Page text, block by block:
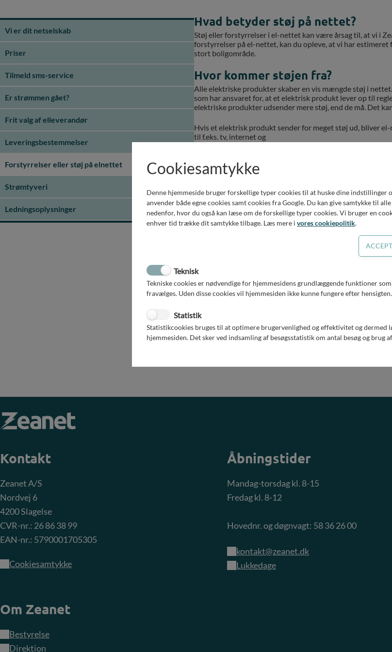
Vi er dit netselskab
Priser
Tilmeld sms-service
Er strømmen gået?
Frit valg af elleverandør
Leveringsbestemmelser
Forstyrrelser eller støj på elnettet
Strømtyveri
Ledningsoplysninger
Hvad betyder støj på nettet?
Støj eller forstyrrelser i el-nettet kan være årsag til, at vi i
forstyrrelser på el-nettet, kan du opleve, at vi har
stort boligområde.
Hvor kommer støjen fra?
Alle elektriske produkter skaber en vis mængde støj i
som har ansvaret for, at et elektrisk produkt lever op til
elektriske produkter udsender mere støj, end de må. Det
Hvis et elektrisk produkt sender for meget støj ud, bliver
til f.eks. tv, internet og
el-måleraflæsninger, til ødelæggende forstyrrelser på
Hvad gør vi ved støj?
Du kan ikke selv mærke eller høre støjen – og den er
heller ikke af dig.
I Zeanets område er det os, der står for at finde den støj,
din bolig. I nogle tilfælde bliver vi nødt til at estimere dit
Hvis det viser det sig, at et eller flere af dine elektriske
Dine forpligtigelser og muligheder
Vi vil gerne hjælpe dig med rådgivning og vejledning, og
dine elektriske produkter. Det betyder, at vi kan kræve, at
Vi udleverer gerne dokumentation for støjmålingen i
indenfor garantiperioden.
Hvis du ikke udskifter produktet indenfor den tidsfrist,
Kontakt
Zeanet A/S
Nordvej 6
4200 Slagelse
CVR-nr.: 26 86 38 99
EAN-nr.: 5790001705305
Cookiesamtykke
Åbningstider
Mandag-torsdag kl. 8-15
Fredag kl. 8-12
Hovednr. og døgnvagt: 58 36 26 00
kontakt@zeanet.dk
Lukkedage
Om Zeanet
Bestyrelse
Direktion
Cookiesamtykke
Denne hjemmeside bruger forskellige typer cookies til at huske dine indstillinger
anvender både egne cookies samt cookies fra Google. Du kan give samtykke til
nedenfor, hvor du også kan læse om de forskellige typer cookies. Vi bruger en
enhver tid trække dit samtykke tilbage. Læs mere i vores cookiepolitik.
Teknisk
Tekniske cookies er nødvendige for hjemmesidens grundlæggende funktioner
fravælges. Uden disse cookies vil hjemmesiden ikke kunne fungere efter hensigten.
Statistik
Statistikcookies bruges til at optimere brugervenlighed og effektivitet og dermed
hjemmesiden. Det sker ved indsamling af besøgsstatistik om antal besøg og brug